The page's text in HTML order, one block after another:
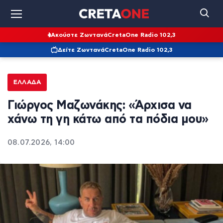
Ακούστε ΖωντανάCretaOne Radio 102,3
Δείτε ΖωντανάCretaOne Radio 102,3
ΕΛΛΆΔΑ
Γιώργος Μαζωνάκης: «Άρχισα να
χάνω τη γη κάτω από τα πόδια μου»
08.07.2026, 14:00